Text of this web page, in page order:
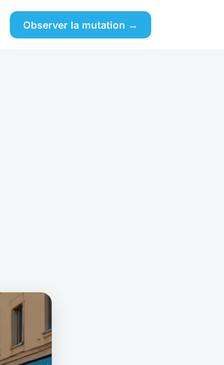
Observer la mutation →